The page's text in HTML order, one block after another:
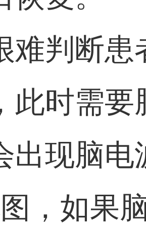
难判断患
此时需要
现脑电
，如果